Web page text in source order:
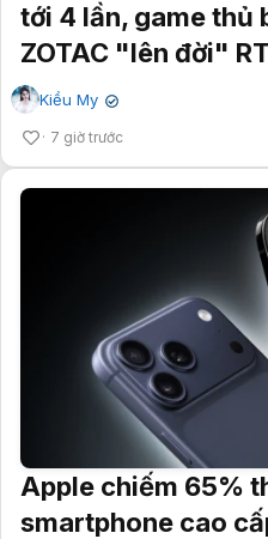
tới 4 lần, game thủ
ZOTAC "lên đời"
Kiều My ✔
7 giờ trước
Apple chiếm 65%
smartphone cao